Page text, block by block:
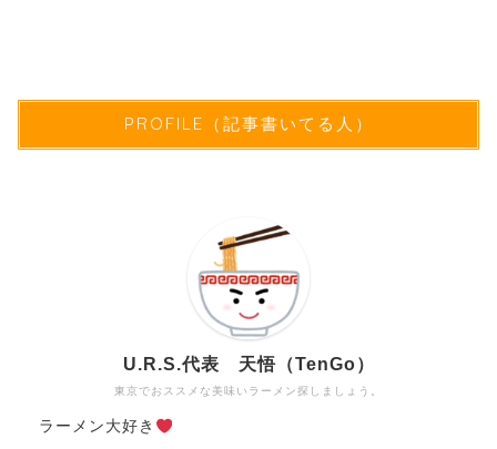
PROFILE（記事書いてる人）
東京でおススメな美味いラーメン探しましょう。
U.R.S.代表 天悟（TenGo）
ラーメン大好き